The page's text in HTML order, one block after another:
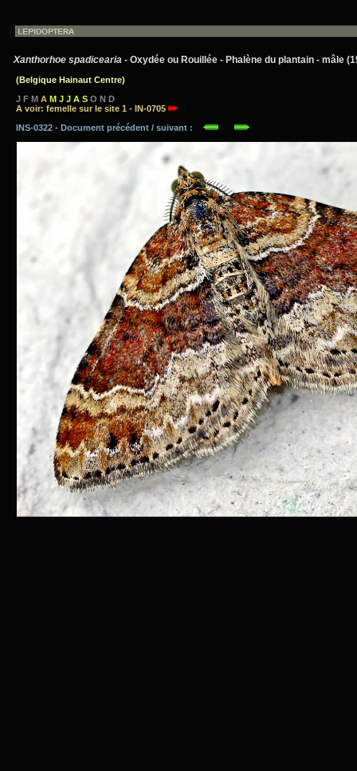
Xanthorhoe spadicearia - Oxydée ou Rouillée - Phalène du plantain - mâle
(Belgique Hainaut Centre)
J F M A M J J A S O N D
A voir: femelle sur le site 1 - IN-0705
INS-0322 - Document précédent / suivant :